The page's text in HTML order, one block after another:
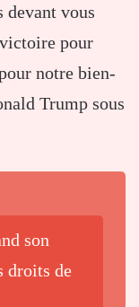
devant vous
pour
notre bien-
Trump sous
son
droits de